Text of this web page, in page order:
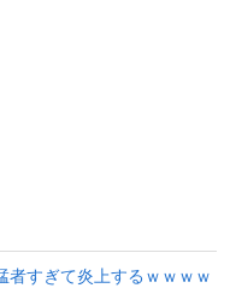
者すぎて炎上するｗｗｗｗ